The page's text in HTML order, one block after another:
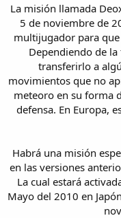
La misión llamada
5 de noviembre de
multijugador para
Dependiendo de
transferirlo a
movimientos que no
meteoro en su forma
defensa. En Europa,
Habrá una misión
en las versiones
La cual estará
Mayo del 2010 en